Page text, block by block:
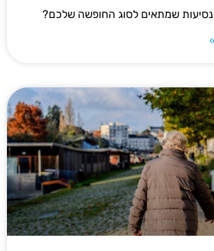
נסיעות שמתאים לסוג החופשה שלכם?